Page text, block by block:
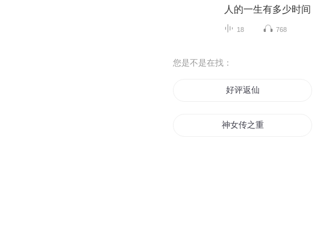
人的一生有多少时间
18 768
您是不是在找：
好评返仙
神女传之重返道界